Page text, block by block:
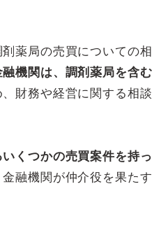
薬局の売買についての相
機関は、調剤薬局を含む
財務や経営に関する相談
くつかの売買案件を持っ
金融機関が仲介役を果たす